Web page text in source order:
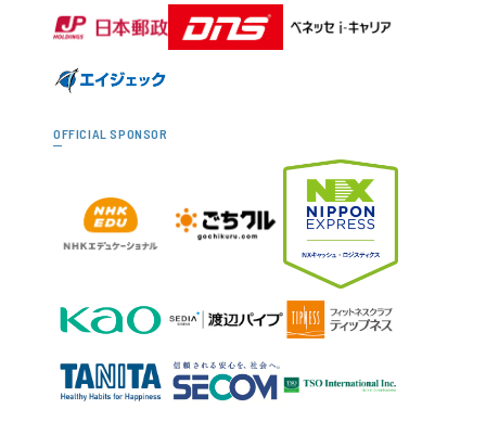
OFFICIAL SPONSOR